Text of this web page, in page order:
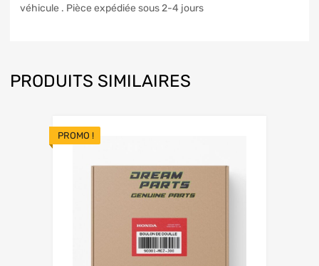
véhicule . Pièce expédiée sous 2-4 jours
PRODUITS SIMILAIRES
PROMO !